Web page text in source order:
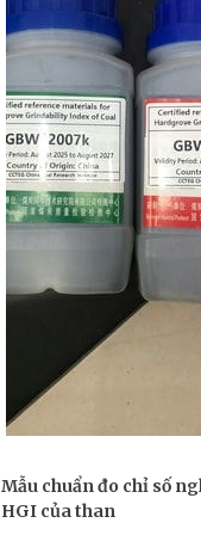
Mẫu chuẩn đo chỉ số
HGI của than